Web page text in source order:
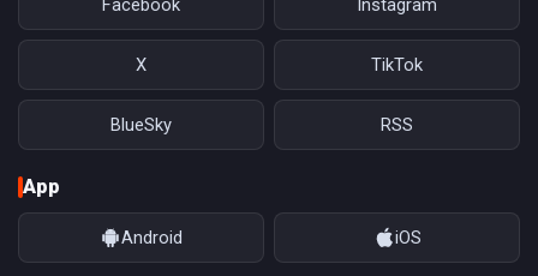
Facebook Instagram
X TikTok
BlueSky RSS
App
Android iOS